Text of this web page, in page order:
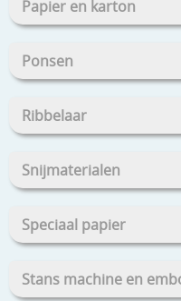
Papier en karton
Ponsen
Ribbelaar
Snijmaterialen
Speciaal papier
Stans machine en